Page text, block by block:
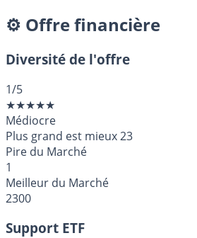
⚙️ Offre financière
Diversité de l'offre
1/5
★★★★★
Médiocre
Plus grand est mieux23
Pire du Marché
1
Meilleur du Marché
2300
Support ETF